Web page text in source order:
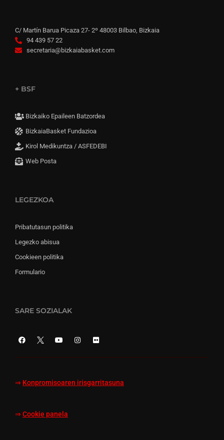
C/ Martín Barua Picaza 27- 2º 48003 Bilbao, Bizkaia
94 439 57 22
secretaria@bizkaiabasket.com
+ BSF
Bizkaiko Epaileen Batzordea
BizkaiaBasket Fundazioa
Kirol Medikuntza / ASFEDEBI
Web Posta
LEGEZKOA
Pribatutasun politika
Legezko abisua
Cookieen politika
Formulario
SARE SOZIALAK
⇒ Konpromisoaren irisgarritasuna
⇒ Cookie panela